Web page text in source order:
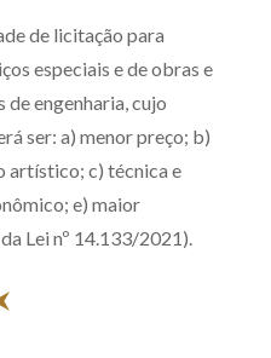
por RSS
CEP
de licitação para
especiais e de obras e
de engenharia, cujo
ser: a) menor preço; b)
artístico; c) técnica e
e) maior
Lei nº 14.133/2021).